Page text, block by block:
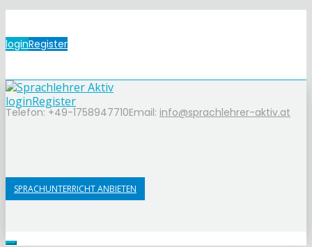
loginRegister
Telefon: +49-1758947710Email: info@sprachlehrer-aktiv.at
loginRegister
SPRACHUNTERRICHT ANBIETEN